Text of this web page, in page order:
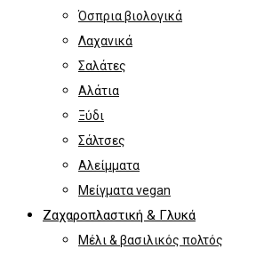
Όσπρια βιολογικά
Λαχανικά
Σαλάτες
Αλάτια
Ξύδι
Σάλτσες
Αλείμματα
Μείγματα vegan
Ζαχαροπλαστική & Γλυκά
Μέλι & βασιλικός πολτός